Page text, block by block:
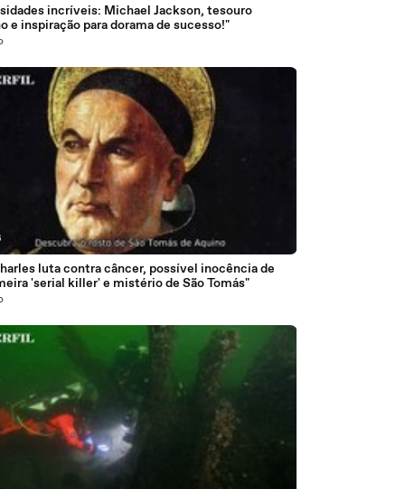
incríveis: Michael Jackson, tesouro
e inspiração para dorama de sucesso!"
luta contra câncer, possível inocência de
'serial killer' e mistério de São Tomás"